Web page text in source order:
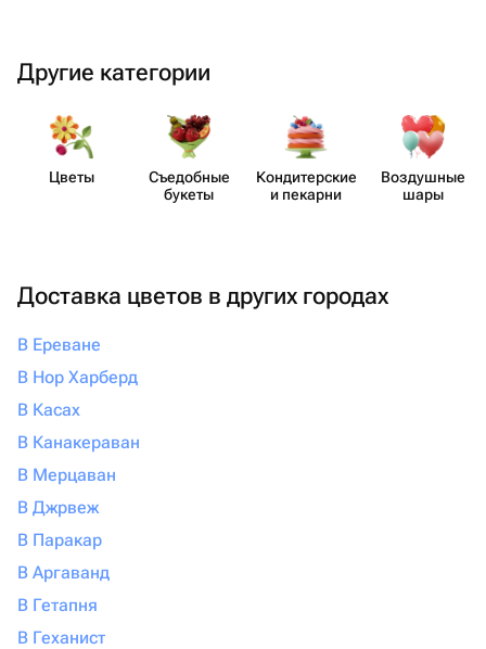
Другие категории
Цветы
Съедобные
букеты
Кондит​ерские
и пекарни
Воздушные
шары
Доставка цветов в других городах
В Ереване
В Нор Харберд
В Касах
В Канакераван
В Мерцаван
В Джрвеж
В Паракар
В Аргаванд
В Гетапня
В Геханист